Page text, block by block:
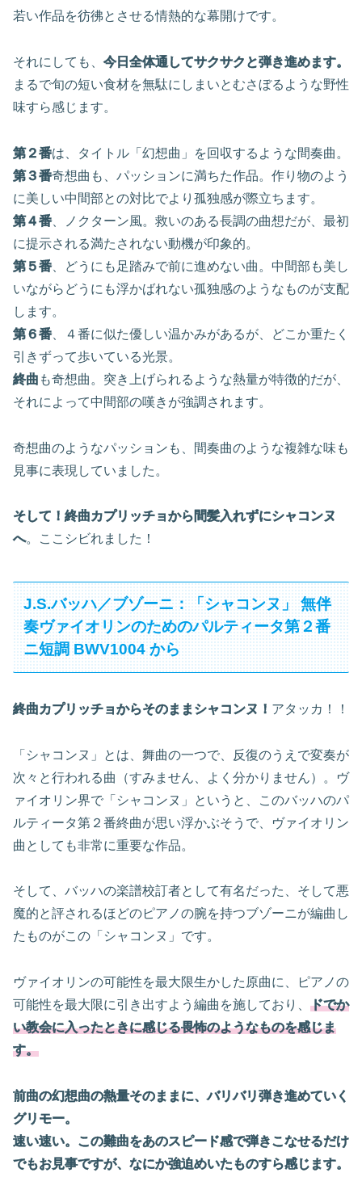
若い作品を彷彿とさせる情熱的な幕開けです。
それにしても、今日全体通してサクサクと弾き進めます。
まるで旬の短い食材を無駄にしまいとむさぼるような野性
味すら感じます。
第２番は、タイトル「幻想曲」を回収するような間奏曲。
第３番奇想曲も、パッションに満ちた作品。作り物のよう
に美しい中間部との対比でより孤独感が際立ちます。
第４番、ノクターン風。救いのある長調の曲想だが、最初
に提示される満たされない動機が印象的。
第５番、どうにも足踏みで前に進めない曲。中間部も美し
いながらどうにも浮かばれない孤独感のようなものが支配
します。
第６番、４番に似た優しい温かみがあるが、どこか重たく
引きずって歩いている光景。
終曲 も奇想曲。突き上げられるような熱量が特徴的だが、
それによって中間部の嘆きが強調されます。
奇想曲のようなパッションも、間奏曲のような複雑な味も
見事に表現していました。
そして！終曲カプリッチョから間髪入れずにシャコンヌ
へ。ここシビれました！
J.S.バッハ／ブゾーニ：「シャコンヌ」 無伴
奏ヴァイオリンのためのパルティータ第２番
ニ短調 BWV1004 から
終曲カプリッチョからそのままシャコンヌ！ アタッカ！！
「シャコンヌ」とは、舞曲の一つで、反復のうえで変奏が
次々と行われる曲（すみません、よく分かりません）。ヴ
ァイオリン界で「シャコンヌ」というと、このバッハのパ
ルティータ第２番終曲が思い浮かぶそうで、ヴァイオリン
曲としても非常に重要な作品。
そして、バッハの楽譜校訂者として有名だった、そして悪
魔的と評されるほどのピアノの腕を持つブゾーニが編曲し
たものがこの「シャコンヌ」です。
ヴァイオリンの可能性を最大限生かした原曲に、ピアノの
可能性を最大限に引き出すよう編曲を施しており、 ドでか
い教会に入ったときに感じる畏怖のようなものを感じま
す。
前曲の幻想曲の熱量そのままに、バリバリ弾き進めていく
グリモー。
速い速い。この難曲をあのスピード感で弾きこなせるだけ
でもお見事ですが、なにか強迫めいたものすら感じます。